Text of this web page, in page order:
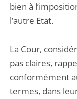
bien à
l’autre Etat.
La Cour,
pas claires,
conformément
termes, dans